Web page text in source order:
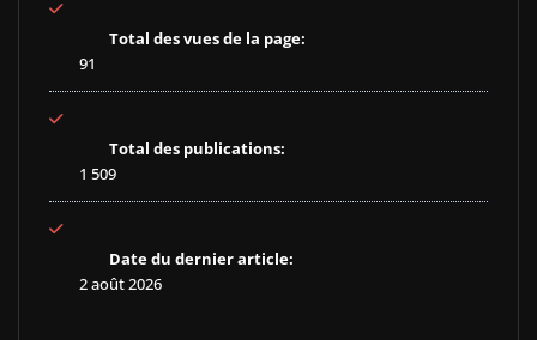
Total des vues de la page:
91
Total des publications:
1 509
Date du dernier article:
2 août 2026